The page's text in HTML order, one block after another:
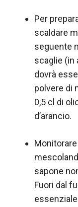
Per
scaldare
seguente
scaglie (in
dovrà
polvere di
0,5 cl di
d’arancio.
sapone
Fuori dal